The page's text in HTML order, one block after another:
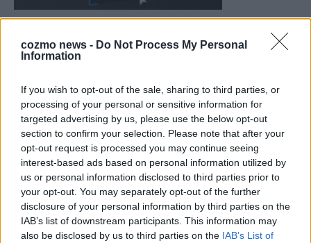
cozmo news - Do Not Process My Personal
Information
If you wish to opt-out of the sale, sharing to third parties, or
processing of your personal or sensitive information for
targeted advertising by us, please use the below opt-out
section to confirm your selection. Please note that after your
opt-out request is processed you may continue seeing
interest-based ads based on personal information utilized by
us or personal information disclosed to third parties prior to
your opt-out. You may separately opt-out of the further
disclosure of your personal information by third parties on the
IAB’s list of downstream participants. This information may
also be disclosed by us to third parties on the IAB’s List of
ANZEIGE